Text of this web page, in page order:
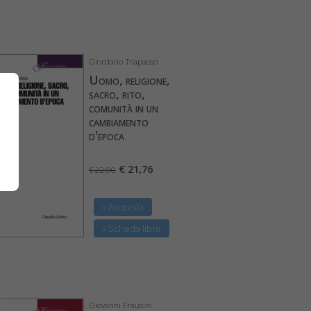
Giordano Trapasso
Uomo, religione,
sacro, rito,
comunità in un
cambiamento
d'epoca
€ 22,90 € 21,76
» Acquista
» Scheda libro
Giovanni Frausini